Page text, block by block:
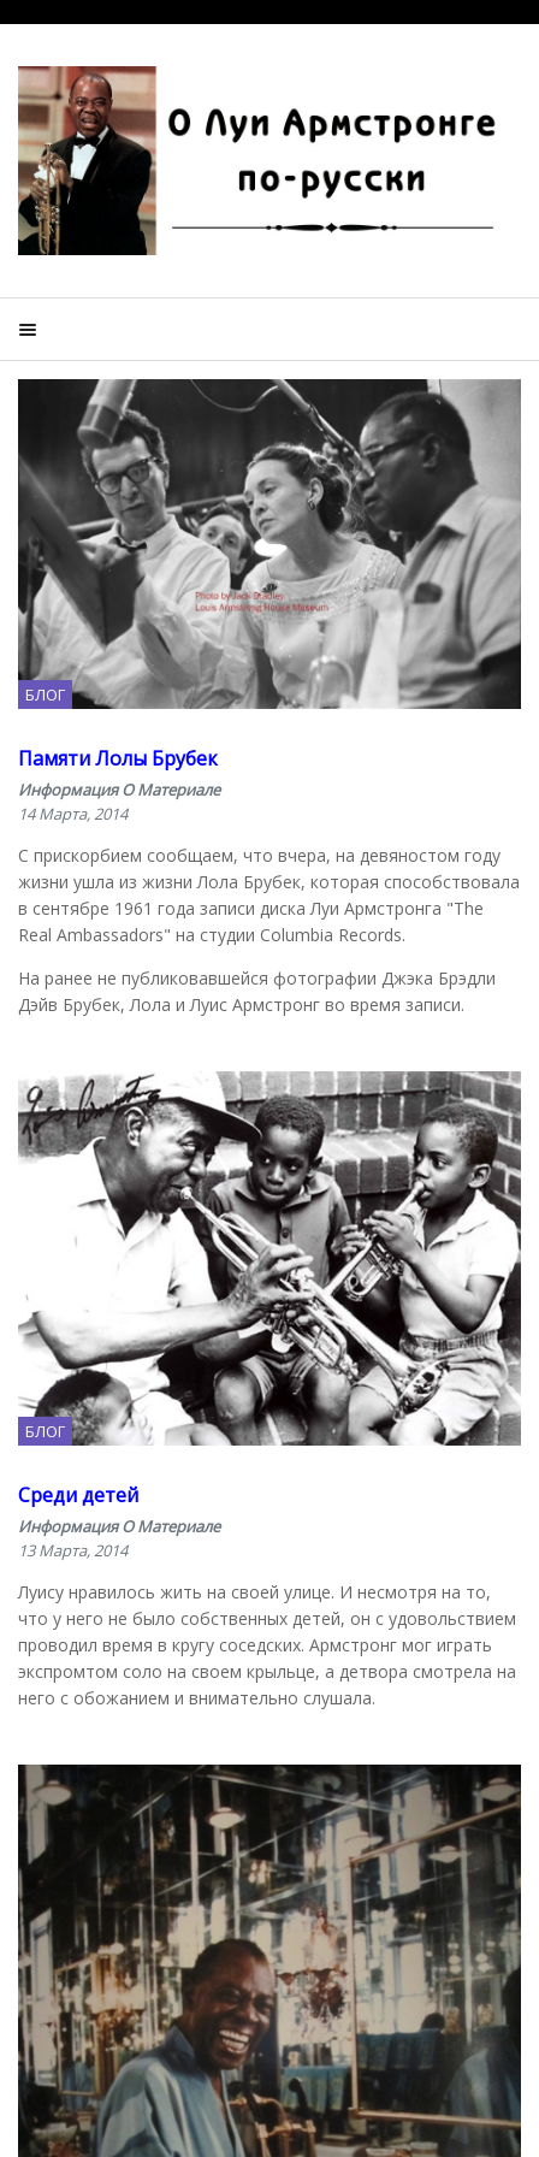
БЛОГ
Памяти Лолы Брубек
Информация О Материале
14 Марта, 2014
С прискорбием сообщаем, что вчера, на девяностом году
жизни ушла из жизни Лола Брубек, которая способствовала
в сентябре 1961 года записи диска Луи Армстронга "The
Real Ambassadors" на студии Columbia Records.
На ранее не публиковавшейся фотографии Джэка Брэдли
Дэйв Брубек, Лола и Луис Армстронг во время записи.
БЛОГ
Среди детей
Информация О Материале
13 Марта, 2014
Луису нравилось жить на своей улице. И несмотря на то,
что у него не было собственных детей, он с удовольствием
проводил время в кругу соседских. Армстронг мог играть
экспромтом соло на своем крыльце, а детвора смотрела на
него с обожанием и внимательно слушала.